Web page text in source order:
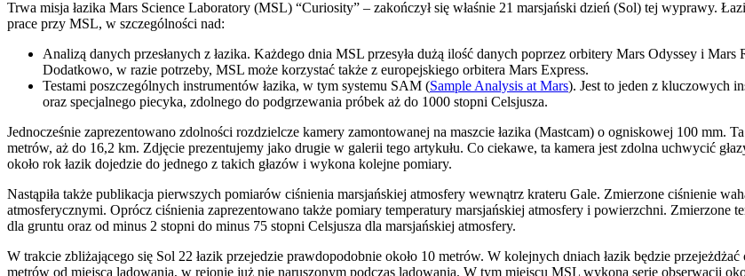
Trwa misja łazika Mars Science Laboratory (MSL) “Curiosity” – zakończył się właśnie 21 marsjański dzień (Sol) tej wyprawy.
prace przy MSL, w szczególności nad:
Analizą danych przesłanych z łazika. Każdego dnia MSL przesyła dużą ilość danych poprzez orbitery Mars Odyssey i
Dodatkowo, w razie potrzeby, MSL może korzystać także z europejskiego orbitera Mars Express.
Testami poszczególnych instrumentów łazika, w tym systemu SAM (Sample Analysis at Mars). Jest to jeden z kluczowych
oraz specjalnego piecyka, zdolnego do podgrzewania próbek aż do 1000 stopni Celsjusza.
Jednocześnie zaprezentowano zdolności rozdzielcze kamery zamontowanej na maszcie łazika (Mastcam) o ogniskowej 100 mm.
metrów, aż do 16,2 km. Zdjęcie prezentujemy jako drugie w galerii tego artykułu. Co ciekawe, ta kamera jest zdolna uchwycić
około rok łazik dojedzie do jednego z takich głazów i wykona kolejne pomiary.
Nastąpiła także publikacja pierwszych pomiarów ciśnienia marsjańskiej atmosfery wewnątrz krateru Gale. Zmierzone ciśnienie
atmosferycznymi. Oprócz ciśnienia zaprezentowano także pomiary temperatury marsjańskiej atmosfery i powierzchni. Zmierzone
dla gruntu oraz od minus 2 stopni do minus 75 stopni Celsjusza dla marsjańskiej atmosfery.
W trakcie zbliżającego się Sol 22 łazik przejedzie prawdopodobnie około 10 metrów. W kolejnych dniach łazik będzie
metrów od miejsca lądowania, w rejonie już nie naruszonym podczas lądowania. W tym miejscu MSL wykona serię obserwacji